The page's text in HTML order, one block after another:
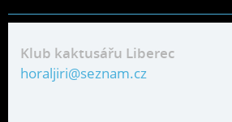
Klub kaktusářu Liberec
horaljiri@seznam.cz